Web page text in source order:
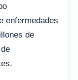
enfermedades
de